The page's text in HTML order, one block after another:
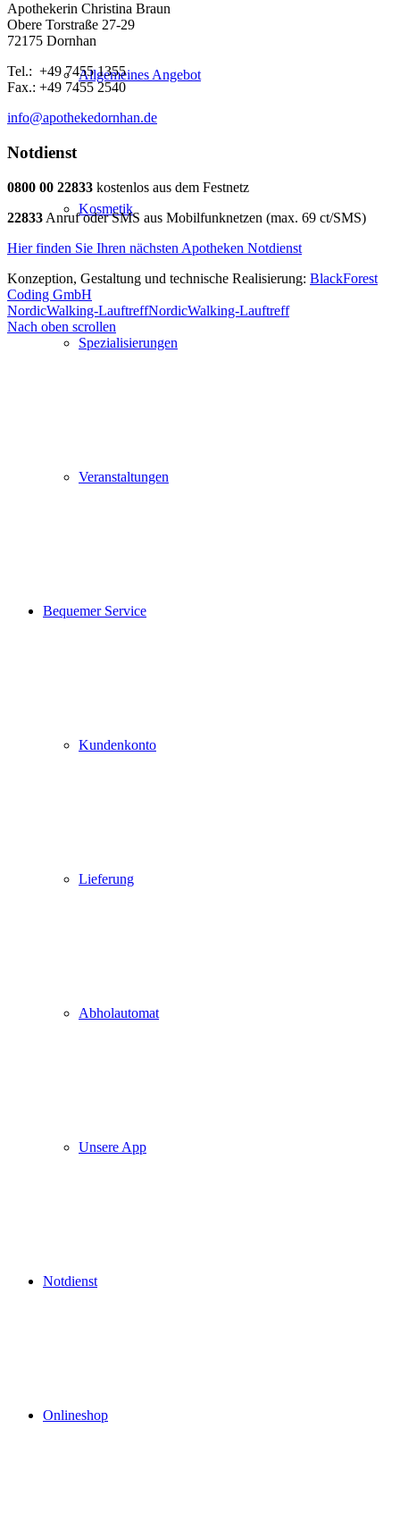
Allgemeines Angebot
Kosmetik
Spezialisierungen
Veranstaltungen
Bequemer Service
Kundenkonto
Lieferung
Abholautomat
Unsere App
Notdienst
Onlineshop
Apothekerin Christina Braun
Obere Torstraße 27-29
72175 Dornhan
Tel.: +49 7455 1355
Fax.: +49 7455 2540
info@apothekedornhan.de
Notdienst
0800 00 22833 kostenlos aus dem Festnetz
22833 Anruf oder SMS aus Mobilfunknetzen (max. 69 ct/SMS)
Hier finden Sie Ihren nächsten Apotheken Notdienst
Konzeption, Gestaltung und technische Realisierung: BlackForest
Coding GmbH
NordicWalking-LauftreffNordicWalking-Lauftreff
Nach oben scrollen